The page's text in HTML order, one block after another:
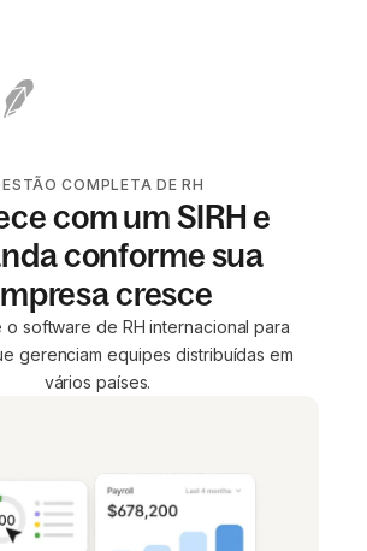
COMPLETA DE RH
com um SIRH e
conforme sua
cresce
o software de RH internacional para
gerenciam equipes distribuídas em
vários países.